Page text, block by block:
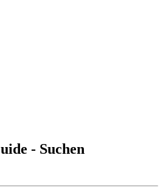
- Suchen